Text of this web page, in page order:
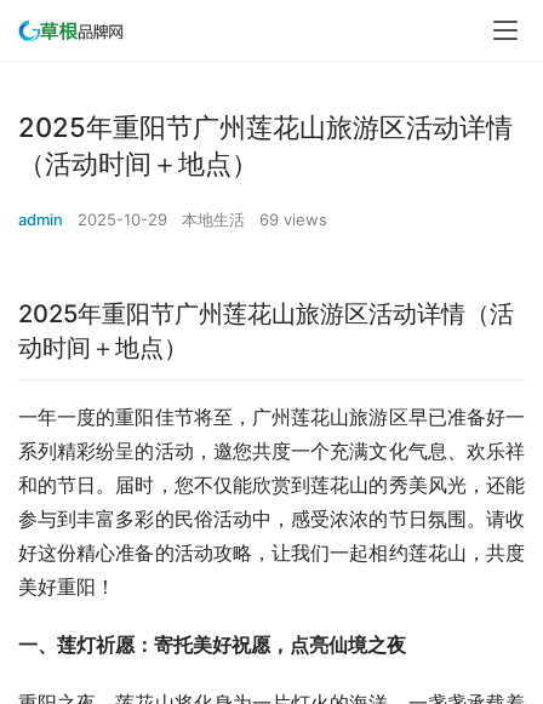
2025年重阳节广州莲花山旅游区活动详情
（活动时间＋地点）
admin 2025-10-29 本地生活 69 views
2025年重阳节广州莲花山旅游区活动详情（活
动时间＋地点）
一年一度的重阳佳节将至，广州莲花山旅游区早已准备好一
系列精彩纷呈的活动，邀您共度一个充满文化气息、欢乐祥
和的节日。届时，您不仅能欣赏到莲花山的秀美风光，还能
参与到丰富多彩的民俗活动中，感受浓浓的节日氛围。请收
好这份精心准备的活动攻略，让我们一起相约莲花山，共度
美好重阳！
一、莲灯祈愿：寄托美好祝愿，点亮仙境之夜